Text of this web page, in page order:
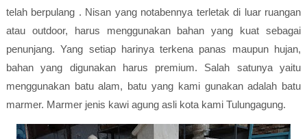
telah berpulang . Nisan yang notabennya terletak di luar ruangan
atau outdoor, harus menggunakan bahan yang kuat sebagai
penunjang. Yang setiap harinya terkena panas maupun hujan,
bahan yang digunakan harus premium. Salah satunya yaitu
menggunakan batu alam, batu yang kami gunakan adalah batu
marmer. Marmer jenis kawi agung asli kota kami Tulungagung.